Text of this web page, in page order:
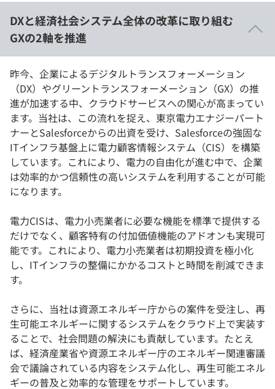
DXと経済社会システム全体の改革に取り組む
GXの2軸を推進
昨今、企業によるデジタルトランスフォーメーション
（DX）やグリーントランスフォーメーション（GX）の推
進が加速する中、クラウドサービスへの関心が高まってい
ます。当社は、この流れを捉え、東京電力エナジーパート
ナーとSalesforceからの出資を受け、Salesforceの強固な
ITインフラ基盤上に電力顧客情報システム（CIS）を構築
しています。これにより、電力の自由化が進む中で、企業
は効率的かつ信頼性の高いシステムを利用することが可能
になります。
電力CISは、電力小売業者に必要な機能を標準で提供する
だけでなく、顧客特有の付加価値機能のアドオンも実現可
能です。これにより、電力小売業者は初期投資を極小化
し、ITインフラの整備にかかるコストと時間を削減できま
す。
さらに、当社は資源エネルギー庁からの案件を受注し、再
生可能エネルギーに関するシステムをクラウド上で実装す
ることで、社会問題の解決にも貢献しています。たとえ
ば、経済産業省や資源エネルギー庁のエネルギー関連審議
会で議論されている内容をシステム化し、再生可能エネル
ギーの普及と効率的な管理をサポートしています。